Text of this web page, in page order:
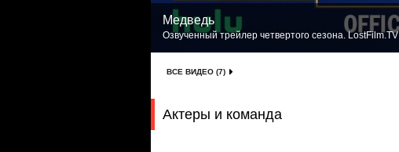
Медведь
Озвученный трейлер четвертого сезона. LostFilm.TV
ВСЕ ВИДЕО (7)
Актеры и команда